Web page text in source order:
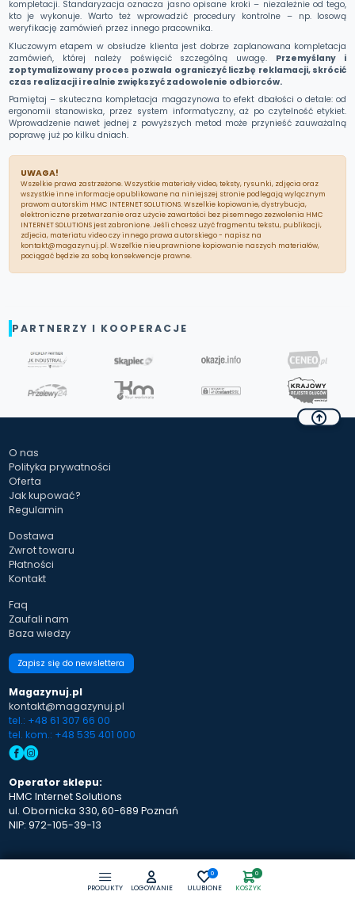
PRODUKTY LOGOWANIE
0
ULUBIONE
0
KOSZYK
kompletacji. Standaryzacja oznacza jasno opisane kroki – niezależnie od tego,
kto je wykonuje. Warto też wprowadzić procedury kontrolne – np. losową
weryfikację zamówień przez innego pracownika.
Kluczowym etapem w obsłudze klienta jest dobrze zaplanowana kompletacja
zamówień, której należy poświęcić szczególną uwagę. Przemyślany i
zoptymalizowany proces pozwala ograniczyć liczbę reklamacji, skrócić
czas realizacji i realnie zwiększyć zadowolenie odbiorców.
Pamiętaj – skuteczna kompletacja magazynowa to efekt dbałości o detale: od
ergonomii stanowiska, przez system informatyczny, aż po czytelność etykiet.
Wprowadzenie nawet jednej z powyższych metod może przynieść zauważalną
poprawę już po kilku dniach.
UWAGA!
Wszelkie prawa zastrzeżone. Wszystkie materiały video, teksty, rysunki, zdjęcia oraz
wszystkie inne informacje opublikowane na niniejszej stronie podlegają wylącznym
prawom autorskim HMC INTERNET SOLUTIONS. Wszelkie kopiowanie, dystrybucja,
elektroniczne przetwarzanie oraz użycie zawartości bez pisemnego zezwolenia HMC
INTERNET SOLUTIONS jest zabronione. Jeśli chcesz użyć fragmentu tekstu, publikacji,
zdjecia, materiatu video czy innego prawa autorskiego - napisz na
kontakt@magazynuj.pl. Wszeľkie nieuprawnione kopiowanie naszych materiałów,
pociągać będzie za sobą konsekwencje prawne.
PARTNERZY I KOOPERACJE
O nas
Polityka prywatności
Oferta
Jak kupować?
Regulamin
Dostawa
Zwrot towaru
Płatności
Kontakt
Faq
Zaufali nam
Baza wiedzy
Zapisz się do newslettera
Magazynuj.pl
kontakt@magazynuj.pl
tel.: +48 61 307 66 00
tel. kom.: +48 535 401 000
Operator sklepu:
HMC Internet Solutions
ul. Obornicka 330, 60-689 Poznań
NIP: 972-105-39-13